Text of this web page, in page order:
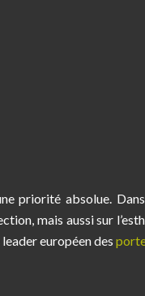
priorité absolue.
mais aussi sur
européen des